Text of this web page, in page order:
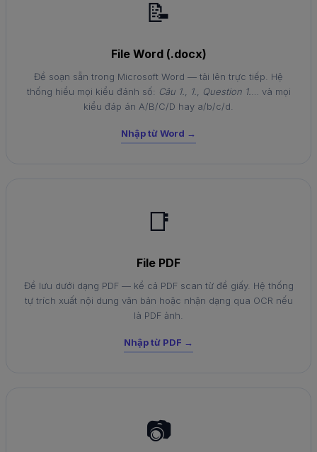
📝
File Word (.docx)
Đề soạn sẵn trong Microsoft Word — tải lên trực tiếp. Hệ
thống hiểu mọi kiểu đánh số: Câu 1. 1. Question 1.
… và mọi
kiểu đáp án A/B/C/D hay a/b/c/d.
Nhập từ Word →
📑
File PDF
Đề lưu dưới dạng PDF — kể cả PDF scan từ đề giấy. Hệ thống
tự trích xuất nội dung văn bản hoặc nhận dạng qua OCR nếu
là PDF ảnh.
Nhập từ PDF →
📷